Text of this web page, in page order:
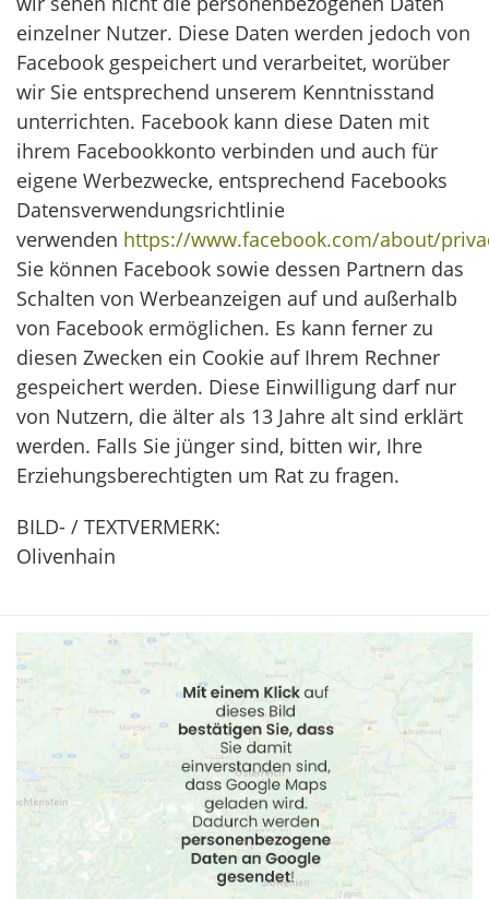
einzelner Nutzer. Diese Daten werden jedoch von
Facebook gespeichert und verarbeitet, worüber
wir Sie entsprechend unserem Kenntnisstand
unterrichten. Facebook kann diese Daten mit
ihrem Facebookkonto verbinden und auch für
eigene Werbezwecke, entsprechend Facebooks
Datensverwendungsrichtlinie
verwenden https://www.facebook.com/about/
Sie können Facebook sowie dessen Partnern das
Schalten von Werbeanzeigen auf und außerhalb
von Facebook ermöglichen. Es kann ferner zu
diesen Zwecken ein Cookie auf Ihrem Rechner
gespeichert werden. Diese Einwilligung darf nur
von Nutzern, die älter als 13 Jahre alt sind erklärt
werden. Falls Sie jünger sind, bitten wir, Ihre
Erziehungsberechtigten um Rat zu fragen.
BILD- / TEXTVERMERK:
Olivenhain